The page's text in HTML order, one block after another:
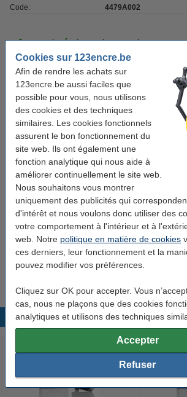
Cookies sur 123encre.be
Afin de rendre les achats sur
123encre.be aussi faciles que
possible pour vous, nous utilisons
des cookies et des techniques
similaires. Les cookies fonctionnels
assurent le bon fonctionnement du
site web. Ils ont également une
fonction analytique qui nous aide à
améliorer continuellement le site web.
Nous souhaitons vous montrer
uniquement des publicités qui
d'intérêt et nous voulons donc utiliser des
votre comportement à l'intérieur et à
web. Notre politique en matière de cookies
ces derniers, leur fonctionnement et la
pouvez modifier vos préférences.
Cliquez sur OK pour accepter. Vous
cas, nous ne plaçons que des cookies
analytiques et utilisons des techniques
Accepter
Refuser
Code: 4479A002
Commandez également la cartouche cyan
Canon BCI-3eC cartouche d'encre
123encre) - cyan
4,50 €
Commandez également la cartouche magenta
Canon BCI-3eM cartouche d'encre
123encre) - magenta
4,50 €
Commandez également la cartouche jaune
Canon BCI-3eY cartouche d'encre
123encre) - jaune
Astucue
Nous vous conseillons de choisir cette
cartouche d'origine.
Produits populaires